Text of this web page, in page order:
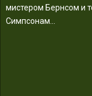
мистером Бернсом и
Симпсонам…